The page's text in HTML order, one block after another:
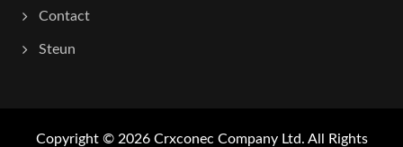
Contact
Steun
Copyright © 2026 Crxconec Company Ltd. All Rights